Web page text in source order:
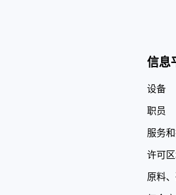
信息
设备
职员
服务
许可
原料